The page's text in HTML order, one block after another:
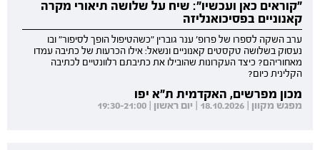
"קוראים כאן ועכשיו": שיח על שלושה תיאורי מקרה
קאנוניים בפסיכואנליזה
ערב השקה לספרו של פרופ' ענר גוברין "כשהטיפול הופך לסיפור" ובו
נעסוק בשלושה טקסטים קאנוניים ונשאל: אילו הכרעות של כתיבה עמדו
מאחוריהם? כיצד העקרונות שהובילו את כתיבתם רלוונטיים לכתיבה
הקלינית כיום?
מכון מפרשים, האקדמית ת"א יפו
מפגש מקוון | 18.10.2026 | יום ראשון | 19:30-21:00